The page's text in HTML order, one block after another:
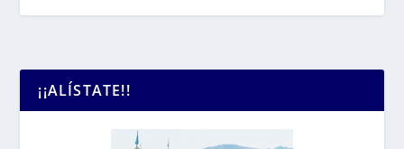
¡¡ALÍSTATE!!